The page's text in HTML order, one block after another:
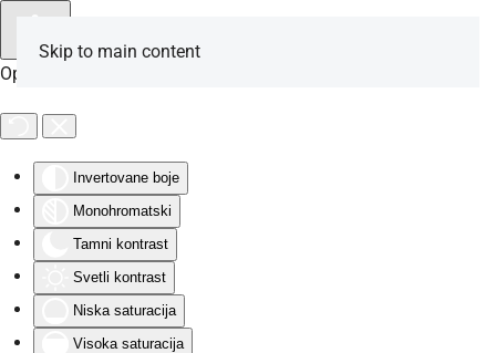
Opcije za osobe sa invaliditetom
Invertovane boje
Monohromatski
Tamni kontrast
Svetli kontrast
Niska saturacija
Visoka saturacija
Skip to main content